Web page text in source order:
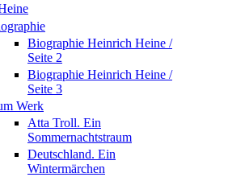
Biographie Heinrich Heine /
Seite 2
Biographie Heinrich Heine /
Seite 3
Werk
Atta Troll. Ein
Sommernachtstraum
Deutschland. Ein
Wintermärchen